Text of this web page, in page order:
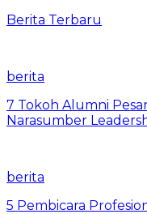
Berita Terbaru
berita
7 Tokoh Alumni
Narasumber
berita
5 Pembicara